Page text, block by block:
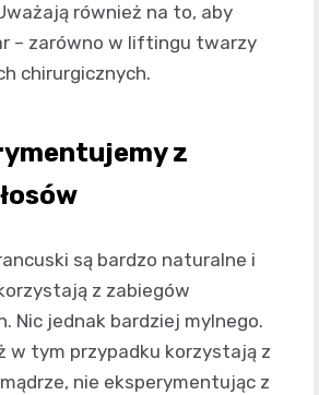
również na to, aby
– zarówno w liftingu twarzy
chirurgicznych.
z
są bardzo naturalne i
z zabiegów
Nic jednak bardziej mylnego.
w tym przypadku korzystają z
nie eksperymentując z